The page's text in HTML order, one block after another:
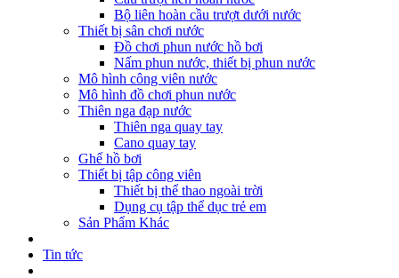
Bộ liên hoàn cầu trượt dưới nước
Thiết bị sân chơi nước
Đồ chơi phun nước hồ bơi
Nấm phun nước, thiết bị phun nước
Mô hình công viên nước
Mô hình đồ chơi phun nước
Thiên nga đạp nước
Thiên nga quay tay
Cano quay tay
Ghế hồ bơi
Thiết bị tập công viên
Thiết bị thể thao ngoài trời
Dụng cụ tập thể dục trẻ em
Sản Phẩm Khác
Tin tức